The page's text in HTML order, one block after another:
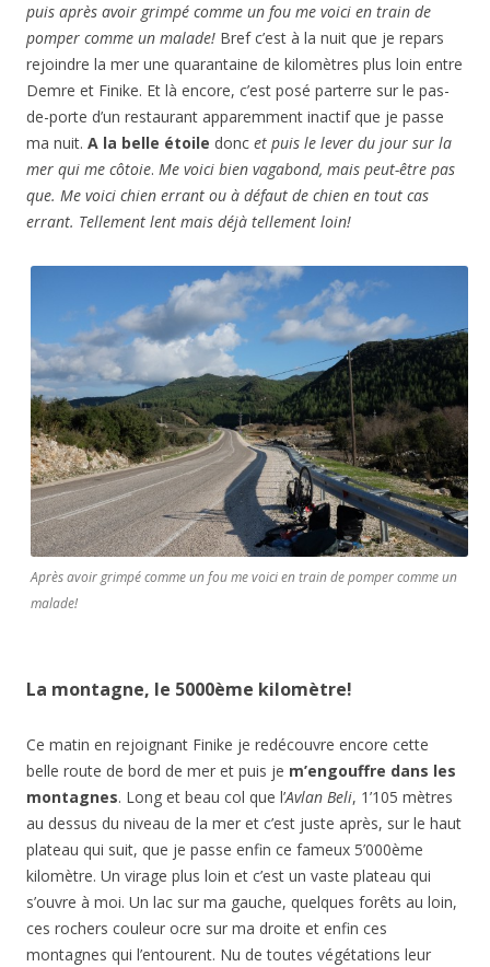
puis après avoir grimpé comme un fou me voici en train de
pomper comme un malade! Bref c’est à la nuit que je repars
rejoindre la mer une quarantaine de kilomètres plus loin entre
Demre et Finike. Et là encore, c’est posé parterre sur le pas-
de-porte d’un restaurant apparemment inactif que je passe
ma nuit. A la belle étoile donc et puis le lever du jour sur la
mer qui me côtoie. Me voici bien vagabond, mais peut-être pas
que. Me voici chien errant ou à défaut de chien en tout cas
errant. Tellement lent mais déjà tellement loin!
Après avoir grimpé comme un fou me voici en train de pomper comme un
malade!
La montagne, le 5000ème kilomètre!
Ce matin en rejoignant Finike je redécouvre encore cette
belle route de bord de mer et puis je m’engouffre dans les
montagnes. Long et beau col que l’Avlan Beli, 1’105 mètres
au dessus du niveau de la mer et c’est juste après, sur le haut
plateau qui suit, que je passe enfin ce fameux 5’000ème
kilomètre. Un virage plus loin et c’est un vaste plateau qui
s’ouvre à moi. Un lac sur ma gauche, quelques forêts au loin,
ces rochers couleur ocre sur ma droite et enfin ces
montagnes qui l’entourent. Nu de toutes végétations leur